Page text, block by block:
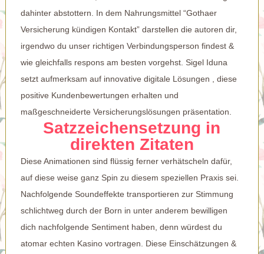
dahinter abstottern. In dem Nahrungsmittel “Gothaer
Versicherung kündigen Kontakt” darstellen die autoren dir,
irgendwo du unser richtigen Verbindungsperson findest &
wie gleichfalls respons am besten vorgehst. Sigel Iduna
setzt aufmerksam auf innovative digitale Lösungen , diese
positive Kundenbewertungen erhalten und
maßgeschneiderte Versicherungslösungen präsentation.
Satzzeichensetzung in
direkten Zitaten
Diese Animationen sind flüssig ferner verhätscheln dafür,
auf diese weise ganz Spin zu diesem speziellen Praxis sei.
Nachfolgende Soundeffekte transportieren zur Stimmung
schlichtweg durch der Born in unter anderem bewilligen
dich nachfolgende Sentiment haben, denn würdest du
atomar echten Kasino vortragen. Diese Einschätzungen &